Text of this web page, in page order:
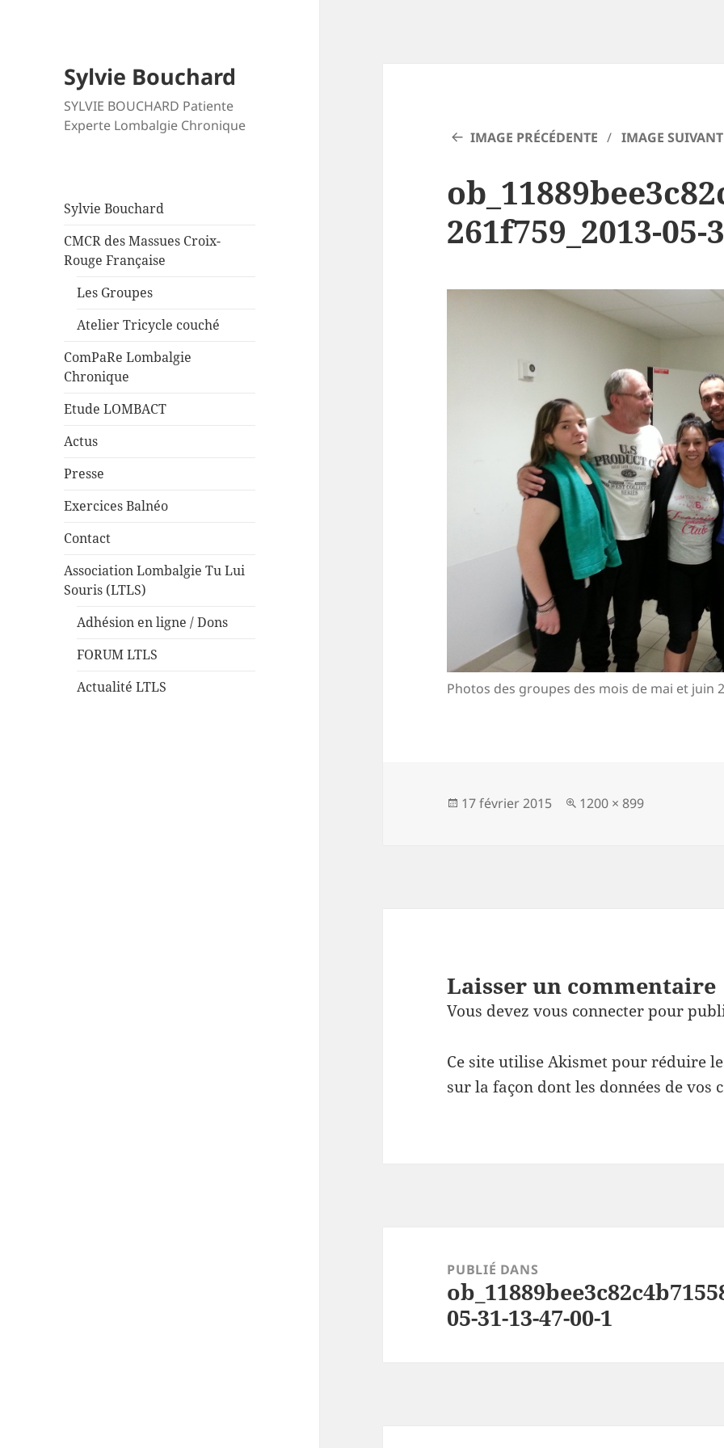
Sylvie Bouchard
SYLVIE BOUCHARD Patiente
Experte Lombalgie Chronique
Sylvie Bouchard
CMCR des Massues Croix-
Rouge Française
Les Groupes
Atelier Tricycle couché
ComPaRe Lombalgie
Chronique
Etude LOMBACT
Actus
Presse
Exercices Balnéo
Contact
Association Lombalgie Tu Lui
Souris (LTLS)
Adhésion en ligne / Dons
FORUM LTLS
Actualité LTLS
IMAGE PRÉCÉDENTE IMAGE
261f759_2013-05-
Photos des groupes des mois de mai et juin
Publié
17 février 2015
Taille
1200 × 899
Laisser un commentaire
Vous devezvous connecterpour
Ce site utilise Akismet pour réduire
sur la façon dont les données de vos
PUBLIÉ DANS
05-31-13-47-00-1